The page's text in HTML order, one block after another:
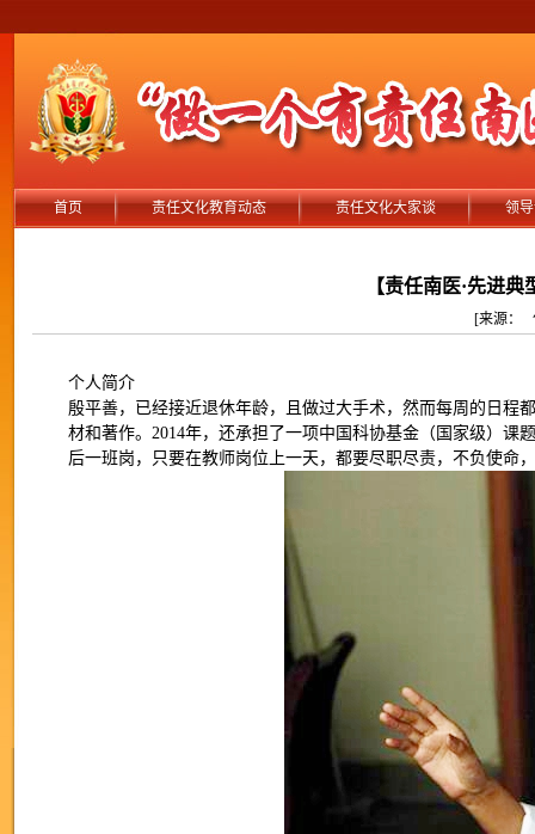
首页 责任文化教育动态 责任文化大家谈 领
【责任南医·先进
[来源：
个人简介
殷平善，已经接近退休年龄，且做过大手术，然而每周的日程
材和著作。2014年，还承担了一项中国科协基金（国家级）课
后一班岗，只要在教师岗位上一天，都要尽职尽责，不负使命